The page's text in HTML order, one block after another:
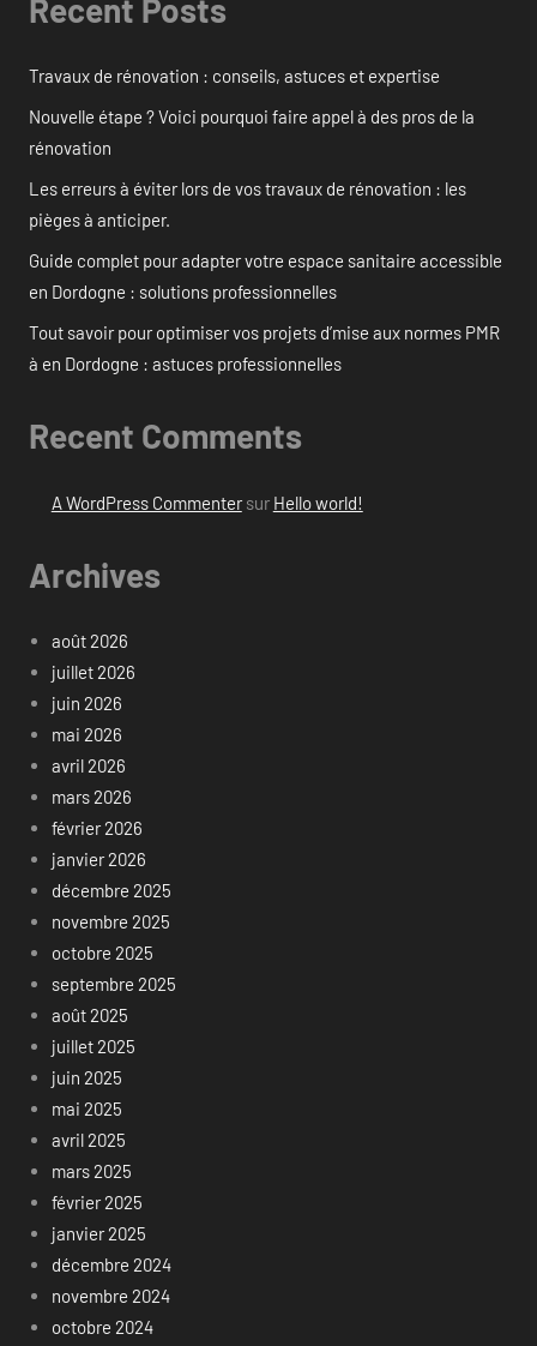
Recent Posts
Travaux de rénovation : conseils, astuces et expertise
Nouvelle étape ? Voici pourquoi faire appel à des pros de la
rénovation
Les erreurs à éviter lors de vos travaux de rénovation : les
pièges à anticiper.
Guide complet pour adapter votre espace sanitaire accessible
en Dordogne : solutions professionnelles
Tout savoir pour optimiser vos projets d’mise aux normes PMR
à en Dordogne : astuces professionnelles
Recent Comments
A WordPress Commentersur Hello world!
Archives
août 2026
juillet 2026
juin 2026
mai 2026
avril 2026
mars 2026
février 2026
janvier 2026
décembre 2025
novembre 2025
octobre 2025
septembre 2025
août 2025
juillet 2025
juin 2025
mai 2025
avril 2025
mars 2025
février 2025
janvier 2025
décembre 2024
novembre 2024
octobre 2024